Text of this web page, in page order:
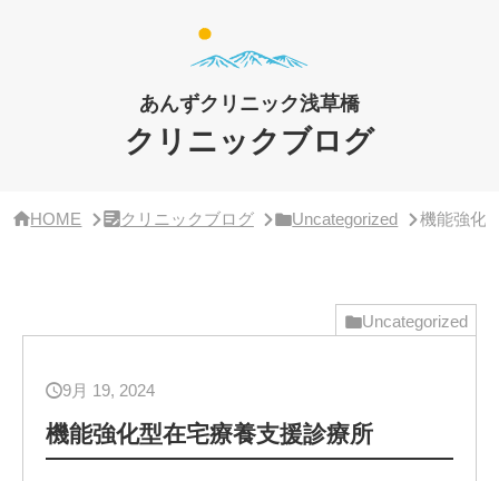
あんずクリニック浅草橋
クリニックブログ
HOME クリニックブログ Uncategorized 機能強化
Uncategorized
9月 19, 2024
機能強化型在宅療養支援診療所